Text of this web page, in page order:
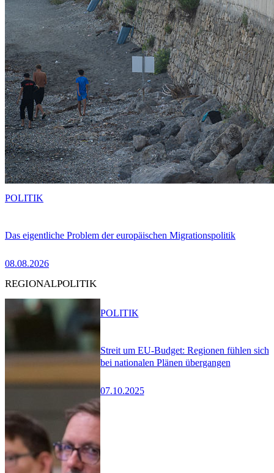
Das eigentliche Problem der europäischen Migrationspolitik
08.08.2026
POLITIK
REGIONALPOLITIK
Streit um EU-Budget: Regionen fühlen sich
bei nationalen Plänen übergangen
07.10.2025
POLITIK